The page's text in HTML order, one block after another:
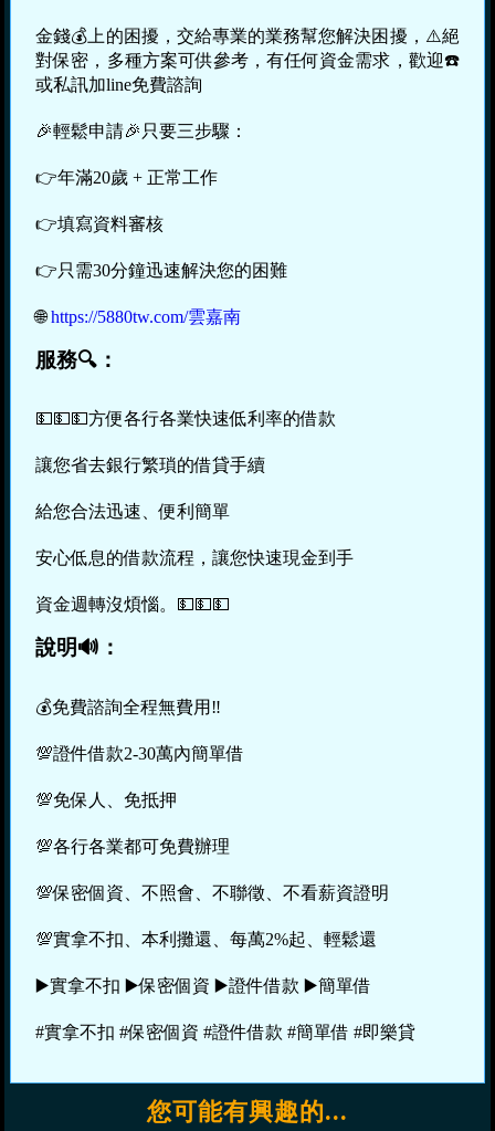
金錢💰上的困擾，交給專業的業務幫您解決困擾，⚠️絕
對保密，多種方案可供參考，有任何資金需求，歡迎☎️
或私訊加line免費諮詢
🎉輕鬆申請🎉只要三步驟：
👉年滿20歲 + 正常工作
👉填寫資料審核
👉只需30分鐘迅速解決您的困難
🌐https://5880tw.com/雲嘉南
服務🔍：
💵💵💵方便各行各業快速低利率的借款
讓您省去銀行繁瑣的借貸手續
給您合法迅速、便利簡單
安心低息的借款流程，讓您快速現金到手
資金週轉沒煩惱。💵💵💵
說明🔊：
💰免費諮詢全程無費用‼️
💯證件借款2-30萬內簡單借
💯免保人、免抵押
💯各行各業都可免費辦理
💯保密個資、不照會、不聯徵、不看薪資證明
💯實拿不扣、本利攤還、每萬2%起、輕鬆還
▶️實拿不扣 ▶️保密個資 ▶️證件借款 ▶️簡單借
#實拿不扣 #保密個資 #證件借款 #簡單借 #即樂貸
您可能有興趣的...